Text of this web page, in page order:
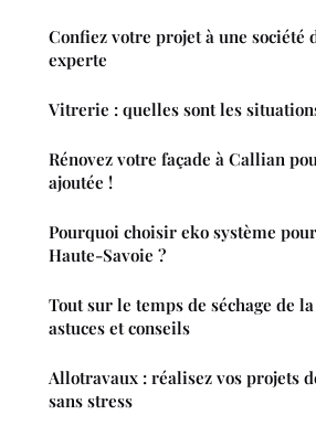
Confiez votre projet à une société
experte
Vitrerie : quelles sont les
Rénovez votre façade à Callian
ajoutée !
Pourquoi choisir eko système
Haute-Savoie ?
Tout sur le temps de séchage de
astuces et conseils
Allotravaux : réalisez vos projets
sans stress